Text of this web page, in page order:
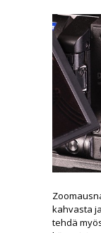
kahvasta
tehdä